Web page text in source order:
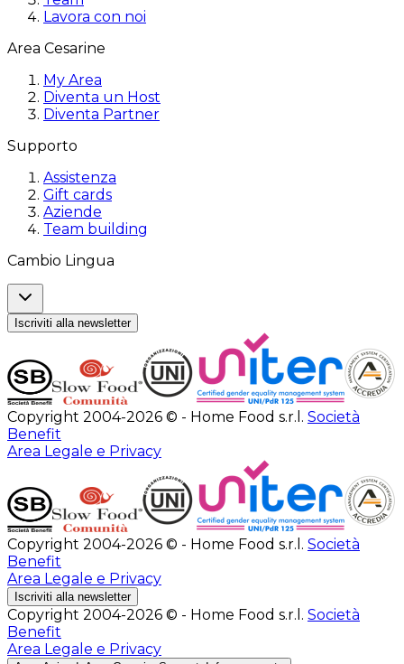
Lavora con noi
Area Cesarine
My Area
Diventa un Host
Diventa Partner
Supporto
Assistenza
Gift cards
Aziende
Team building
Cambio Lingua
Iscriviti alla newsletter
Copyright 2004-2026 © - Home Food s.r.l. Società
Benefit
Area Legale e Privacy
Copyright 2004-2026 © - Home Food s.r.l. Società
Benefit
Area Legale e Privacy
Iscriviti alla newsletter
Copyright 2004-2026 © - Home Food s.r.l. Società
Benefit
Area Legale e Privacy